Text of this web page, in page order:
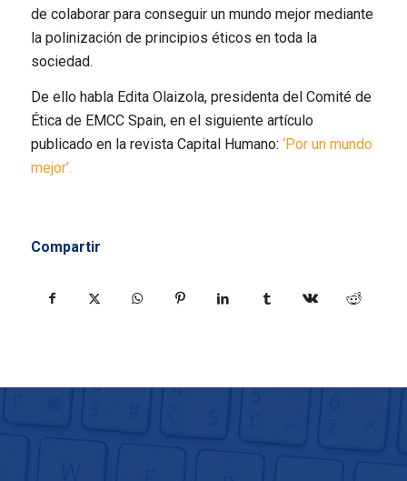
de colaborar para conseguir un mundo mejor mediante
la polinización de principios éticos en toda la
sociedad.
De ello habla Edita Olaizola, presidenta del Comité de
Ética de EMCC Spain, en el siguiente artículo
publicado en la revista Capital Humano: ‘Por un mundo
mejor’.
Compartir